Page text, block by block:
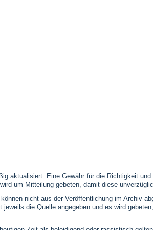
aktualisiert. Eine Gewähr für die Richtigkeit
um Mitteilung gebeten, damit diese
nicht aus der Veröffentlichung im Archiv
die Quelle angegeben und es wird